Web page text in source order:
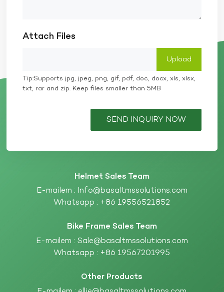
Attach Files
Tip:Supports jpg, jpeg, png, gif, pdf, doc, docx, xls, xlsx,
txt, rar and zip. Keep files smaller than 5MB
SEND INQUIRY NOW
Helmet Sales Team
E-mailem : Info@basaltmssolutions.com
Whatsapp : +86 19556521852
Bike Frame Sales Team
E-mailem : Sale@basaltmssolutions.com
Whatsapp : +86 19567201995
Other Products